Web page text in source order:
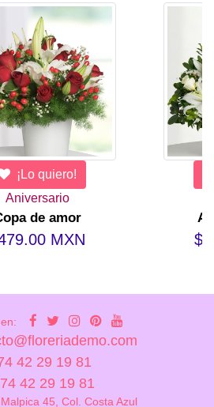
¡Lo quiero!
Aniversario
de amor
MXN
en:
42 29 19 81
42 29 19 81
45, Col. Costa Azul